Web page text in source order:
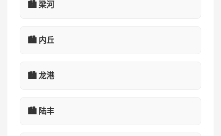
🏙️ 梁河
🏙️ 内丘
🏙️ 龙港
🏙️ 陆丰